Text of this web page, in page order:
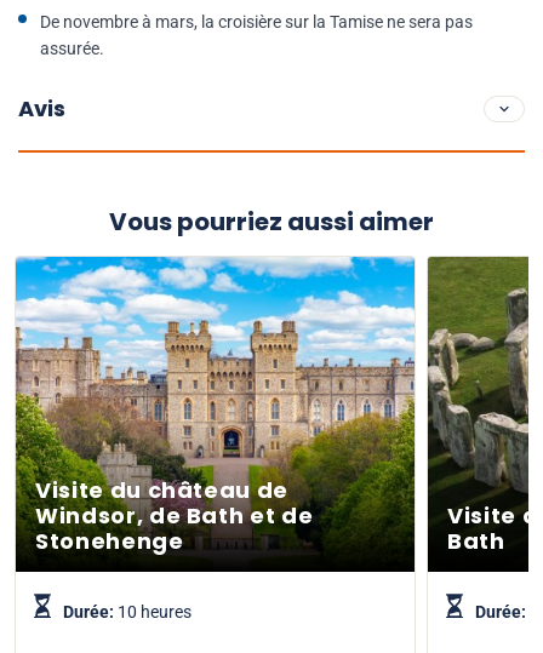
De novembre à mars, la croisière sur la Tamise ne sera pas
assurée.
Avis
Vous pourriez aussi aimer
Visite du château de
Windsor, de Bath et de
Stonehenge
Durée: 10 heures
Visite
Bath
Durée: